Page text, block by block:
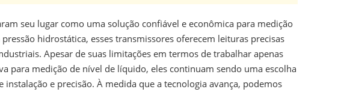
seu lugar como uma solução confiável e econômica para medição
hidrostática, esses transmissores oferecem leituras precisas
Apesar de suas limitações em termos de trabalhar apenas
para medição de nível de líquido, eles continuam sendo uma escolha
e precisão. À medida que a tecnologia avança, podemos